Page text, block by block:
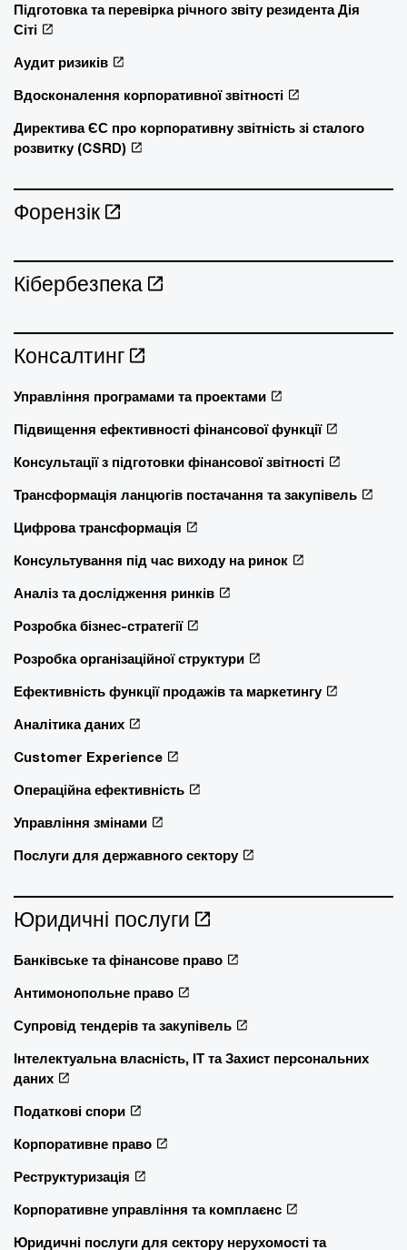
Підготовка та перевірка річного звіту резидента Дія
Сіті
Аудит ризиків
Вдосконалення корпоративної звітності
Директива ЄС про корпоративну звітність зі сталого
розвитку (CSRD)
Форензік
Кібербезпека
Консалтинг
Управління програмами та проектами
Підвищення ефективності фінансової функції
Консультації з підготовки фінансової звітності
Трансформація ланцюгів постачання та закупівель
Цифрова трансформація
Консультування під час виходу на ринок
Аналіз та дослідження ринків
Розробка бізнес-стратегії
Розробка організаційної структури
Ефективність функції продажів та маркетингу
Аналітика даних
Customer Experience
Операційна ефективність
Управління змінами
Послуги для державного сектору
Юридичні послуги
Банківське та фінансове право
Антимонопольне право
Супровід тендерів та закупівель
Інтелектуальна власність, ІТ та Захист персональних
даних
Податкові спори
Корпоративне право
Реструктуризація
Корпоративне управління та комплаєнс
Юридичні послуги для сектору нерухомості та